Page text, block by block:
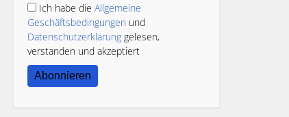
Ich habe die Allgemeine
Geschäftsbedingungen und
Datenschutzerklärung gelesen,
verstanden und akzeptiert
Abonnieren